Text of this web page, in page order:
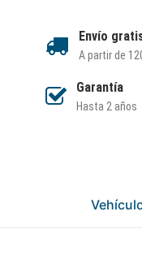
Envío
A partir de
Garantía
Hasta 2 años